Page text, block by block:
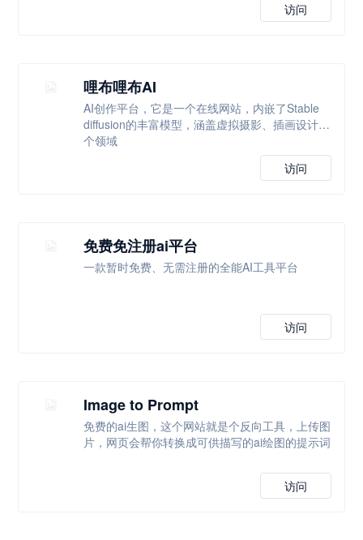
访问
哩布哩布AI
AI创作平台，它是一个在线网站，内嵌了Stable
diffusion的丰富模型，涵盖虚拟摄影、插画设计多
个领域
访问
免费免注册ai平台
一款暂时免费、无需注册的全能AI工具平台
访问
Image to Prompt
免费的ai生图，这个网站就是个反向工具，上传图
片，网页会帮你转换成可供描写的ai绘图的提示词
访问